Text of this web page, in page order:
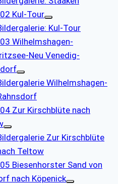
Kul-Tour
Kul-Tour
Wilhelmshagen-
Neu Venedig-
Wilhelmshagen-
Zur Kirschblüte nach
Zur Kirschblüte
Teltow
Biesenhorster Sand von
nach Köpenick